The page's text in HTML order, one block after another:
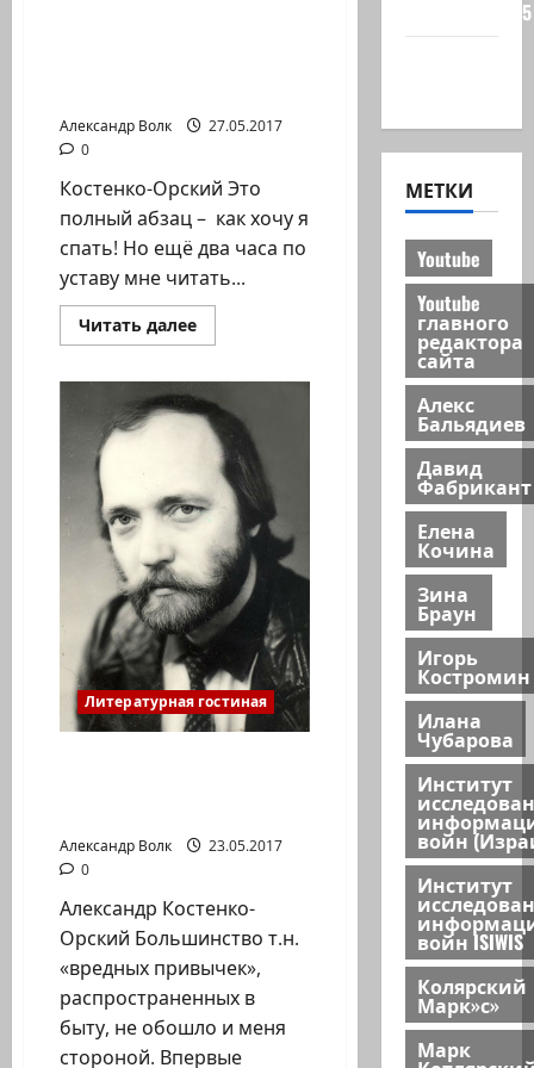
Александр Волк
27.05.2017
0
Костенко-Орский Это
полный абзац – как хочу я
спать! Но ещё два часа по
уставу мне читать...
Читать далееПрочитать
больше
Стихи.
Дайте
мне
этой
самой
смерти!
Литературная гостиная
Александр Волк
23.05.2017
0
Александр Костенко-
Орский Большинство т.н.
«вредных привычек»,
распространенных в
быту, не обошло и меня
стороной. Впервые
сайта 2025
МЕТКИ
Youtube
Youtube
главного
редактора
сайта
Алекс
Бальядиев
Давид
Фабрикант
Елена
Кочина
Зина
Браун
Игорь
Костромин
Илана
Чубарова
Институт
войн
Институт
войн ISIWIS
Колярский
Марк»с»
Марк